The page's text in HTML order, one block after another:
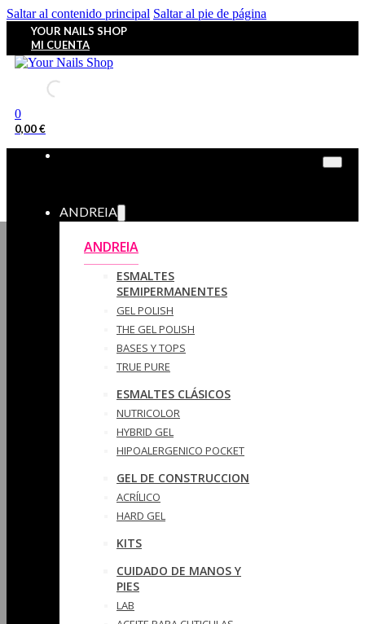
Saltar al contenido principal Saltar al pie de página
YOUR NAILS SHOP
MI CUENTA
0
0,00€
ANDREIA
ANDREIA
ESMALTES
SEMIPERMANENTES
GEL POLISH
THE GEL POLISH
BASES Y‎ TOPS
TRUE PURE
ESMALTES CLÁSICOS
NUTRICOLOR
HYBRID GEL
HIPOALERGENICO POCKET
GEL DE CONSTRUCCION
ACRÍLICO
HARD GEL
KITS
CUIDADO DE MANOS Y
PIES
LAB